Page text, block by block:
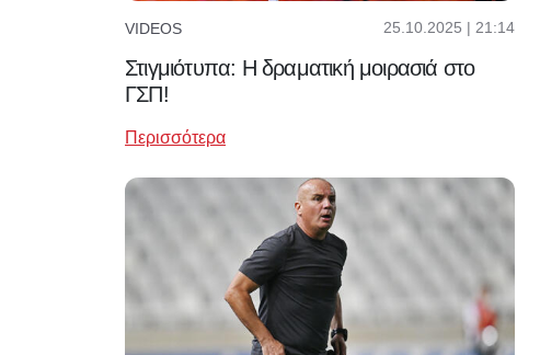
VIDEOS 25.10.2025 | 21:14
Στιγμιότυπα: Η δραματική μοιρασιά στο
ΓΣΠ!
Περισσότερα